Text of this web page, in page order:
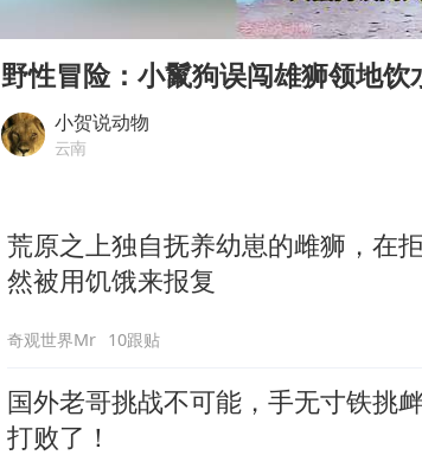
商场现钱学森巨幅海报
“不怕六爷挂得多 就怕六
野性冒险：小鬣狗误闯雄狮领地饮
小贺说动物
云南
荒原之上独自抚养幼崽的雌狮，在
然被用饥饿来报复
奇观世界Mr 10跟贴
国外老哥挑战不可能，手无寸铁挑
打败了！